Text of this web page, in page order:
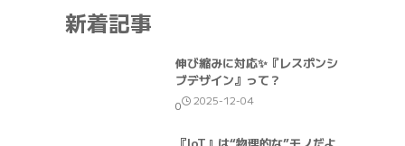
新着記事
伸び縮みに対応✨『レスポンシ
ブデザイン』って？
0 2025-12-04
『IoT』は“物理的な”モノだよ